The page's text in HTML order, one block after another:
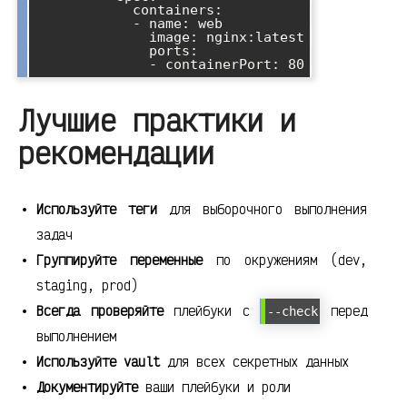
Лучшие практики и
рекомендации
Используйте тегидля выборочного выполнения
задач
Группируйте переменныепо окружениям (dev,
staging, prod)
Всегда проверяйтеплейбуки с --check
перед
выполнением
Используйте vaultдля всех секретных данных
Документируйтеваши плейбуки и роли